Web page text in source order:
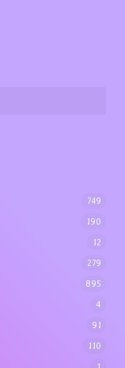
749
190
12
279
895
4
91
110